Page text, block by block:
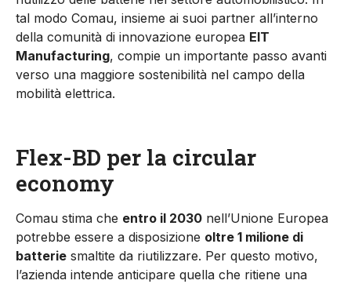
tal modo Comau, insieme ai suoi partner all’interno
della comunità di innovazione europea EIT
Manufacturing, compie un importante passo avanti
verso una maggiore sostenibilità nel campo della
mobilità elettrica.
Flex-BD per la circular
economy
Comau stima che entro il 2030 nell’Unione Europea
potrebbe essere a disposizione oltre 1 milione di
batterie smaltite da riutilizzare. Per questo motivo,
l’azienda intende anticipare quella che ritiene una